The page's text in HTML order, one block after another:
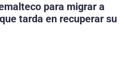
para migrar a
tarda en recuperar su